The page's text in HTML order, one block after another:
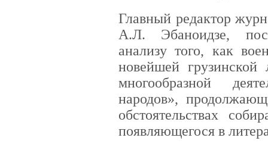
Главный редактор
А.Л. Эбаноидзе,
анализу того, как
новейшей грузинской
многообразной
народов»,
обстоятельствах
появляющегося в